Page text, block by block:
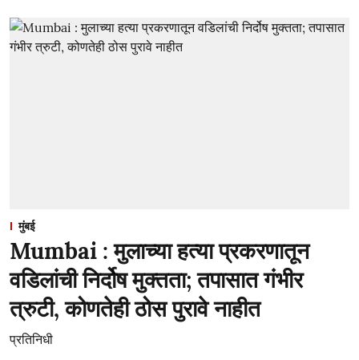
मुंबई
Mumbai : मुलाच्या हत्या प्रकरणातून
वडिलांची निर्दोष मुक्तता; तपासात गंभीर
त्रुटी, कोणतेही ठोस पुरावे नाहीत
प्रतिनिधी